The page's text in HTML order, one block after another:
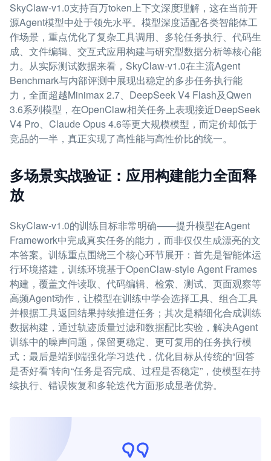
SkyClaw-v1.0支持百万token上下文深度理解，这在当前开
源Agent模型中处于领先水平。模型深度适配各类智能体工
作场景，重点优化了复杂工具调用、多轮任务执行、代码生
成、文件编辑、交互式应用构建与研究型数据分析等核心能
力。从实际测试数据来看，SkyClaw-v1.0在主流Agent
Benchmark与内部评测中展现出稳定的多步任务执行能
力，全面超越Minimax 2.7、DeepSeek V4 Flash及Qwen
3.6系列模型，在OpenClaw相关任务上表现接近DeepSeek
V4 Pro、Claude Opus 4.6等更大规模模型，而定价却低于
竞品的一半，真正实现了高性能与高性价比的统一。
多场景实战验证：应用构建能力全面释
放
SkyClaw-v1.0的训练目标非常明确——提升模型在Agent
Framework中完成真实任务的能力，而非仅仅生成漂亮的文
本答案。训练重点围绕三个核心环节展开：首先是智能体运
行环境搭建，训练环境基于OpenClaw-style Agent Frames
构建，覆盖文件读取、代码编辑、检索、测试、页面观察等
高频Agent动作，让模型在训练中学会选择工具、组合工具
并根据工具返回结果持续推进任务；其次是精细化合成训练
数据构建，通过轨迹质量过滤和数据配比实验，解决Agent
训练中的噪声问题，保留更稳定、更可复用的任务执行模
式；最后是端到端强化学习迭代，优化目标从传统的“回答
是否好看”转向“任务是否完成、过程是否稳定”，使模型在持
续执行、错误恢复和多轮迭代方面形成显著优势。